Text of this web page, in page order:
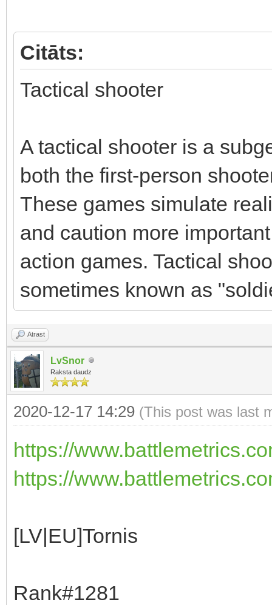
Citāts:
Tactical shooter
A tactical shooter is a
both the first-person
These games simulate
and caution more
action games. Tactical
sometimes known as
Atrast
LvSnor
Raksta daudz
2020-12-17 14:29 (This post was last
https://
https://
[LV|EU]Tornis
Rank#1281